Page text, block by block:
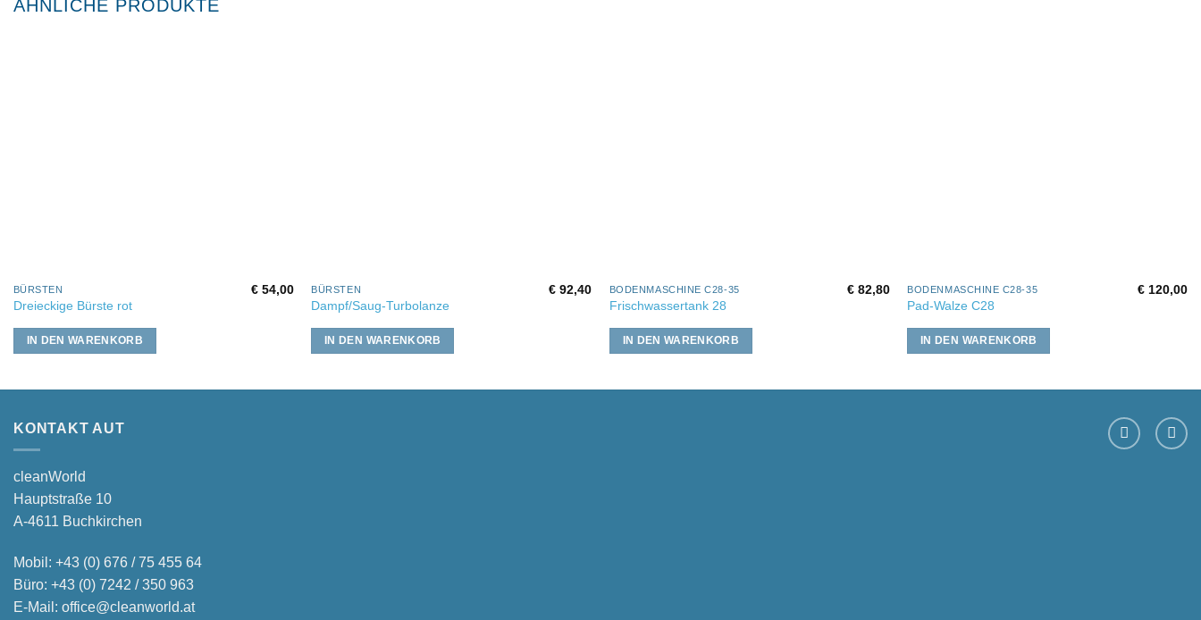
ÄHNLICHE PRODUKTE
BÜRSTEN
Dreieckige Bürste rot
€54,00
IN DEN WARENKORB
BÜRSTEN
Dampf/Saug-Turbolanze
€ 92,40
IN DEN WARENKORB
BODENMASCHINE C28-35
Frischwassertank 28
€82,80
IN DEN WARENKORB
BODENMASCHINE C28-35
Pad-Walze C28
€ 120,00
IN DEN WARENKORB
KONTAKT AUT
cleanWorld
Hauptstraße 10
A-4611 Buchkirchen
Mobil: +43 (0) 676 / 75 455 64
Büro: +43 (0) 7242 / 350 963
E-Mail: office@cleanworld.at